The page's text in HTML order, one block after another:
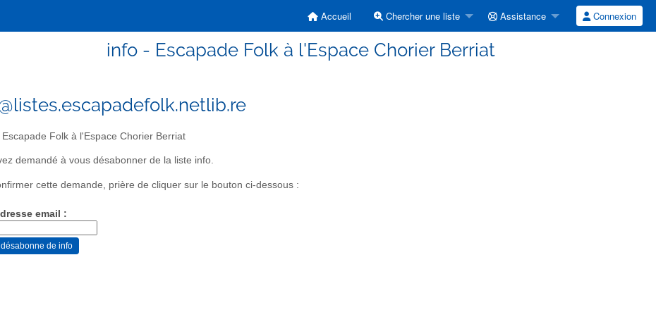
Accueil Chercher une liste Assistance Connexion
info - Escapade Folk à l'Espace Chorier Berriat
Escapade Folk à l'Espace Chorier Berriat
demandé à vous désabonner de la liste info.
cette demande, prière de cliquer sur le bouton ci-dessous :
email :